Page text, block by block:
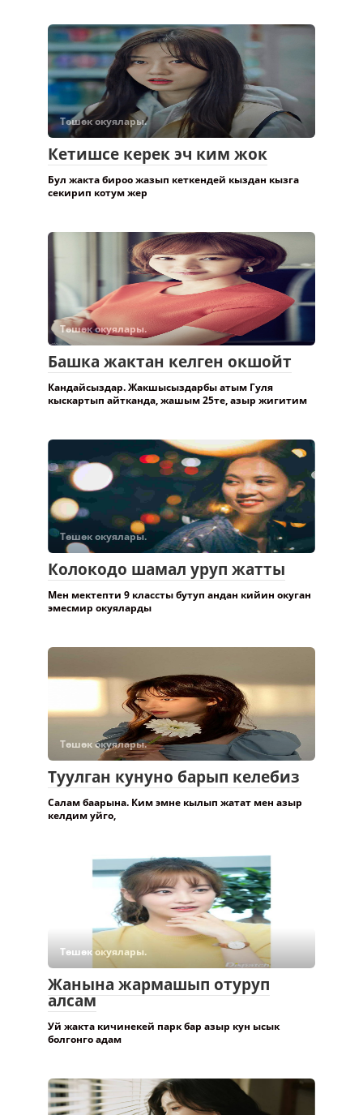
Төшөк окуялары.
Кетишсе керек эч ким жок
Бул жакта бироо жазып кеткендей кыздан кызга
секирип котум жер
Төшөк окуялары.
Башка жактан келген окшойт
Кандайсыздар. Жакшысыздарбы атым Гуля
кыскартып айтканда, жашым 25те, азыр жигитим
Төшөк окуялары.
Колокодо шамал уруп жатты
Мен мектепти 9 классты бутуп андан кийин окуган
эмесмир окуяларды
Төшөк окуялары.
Туулган кунуно барып келебиз
Салам баарына. Ким эмне кылып жатат мен азыр
келдим уйго,
Төшөк окуялары.
Жанына жармашып отуруп
алсам
Уй жакта кичинекей парк бар азыр кун ысык
болгонго адам